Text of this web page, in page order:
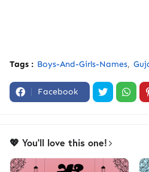
Tags : Boys-And-Girls-Names
Facebook
💖 You'll love this one!